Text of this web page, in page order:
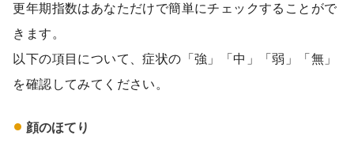
更年期指数はあなただけで簡単にチェックすることがで
きます。
以下の項目について、症状の「強」「中」「弱」「無」
を確認してみてください。
顔のほてり